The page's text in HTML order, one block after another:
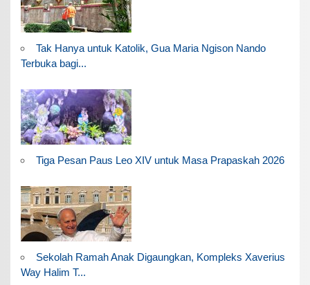
Tak Hanya untuk Katolik, Gua Maria Ngison Nando
Terbuka bagi...
Tiga Pesan Paus Leo XIV untuk Masa Prapaskah 2026
Sekolah Ramah Anak Digaungkan, Kompleks Xaverius
Way Halim T...